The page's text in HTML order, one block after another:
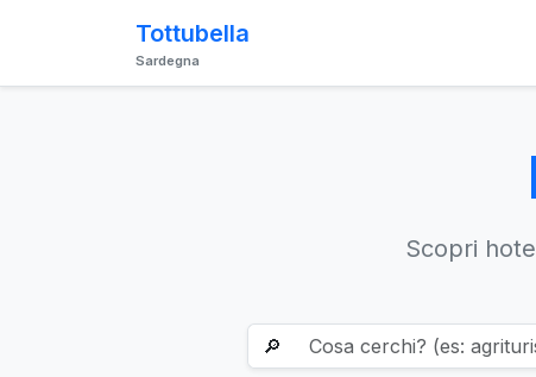
Tottubella
Sardegna
Scopri
🔎